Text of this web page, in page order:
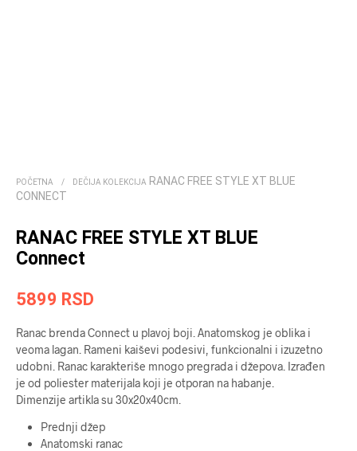
POČETNA / DEČIJA KOLEKCIJA RANAC FREE STYLE XT BLUE
CONNECT
RANAC FREE STYLE XT BLUE
Connect
5899 RSD
Ranac brenda Connect u plavoj boji. Anatomskog je oblika i
veoma lagan. Rameni kaiševi podesivi, funkcionalni i izuzetno
udobni. Ranac karakteriše mnogo pregrada i džepova. Izrađen
je od poliester materijala koji je otporan na habanje.
Dimenzije artikla su 30x20x40cm.
Prednji džep
Anatomski ranac